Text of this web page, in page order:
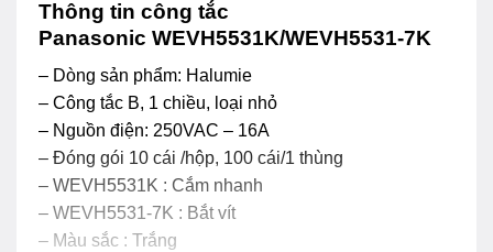
Thông tin công tắc
Panasonic WEVH5531K/WEVH5531-7K
– Dòng sản phẩm: Halumie
– Công tắc B, 1 chiều, loại nhỏ
– Nguồn điện: 250VAC – 16A
– Đóng gói 10 cái /hộp, 100 cái/1 thùng
– WEVH5531K : Cắm nhanh
– WEVH5531-7K : Bắt vít
– Màu sắc : Trắng